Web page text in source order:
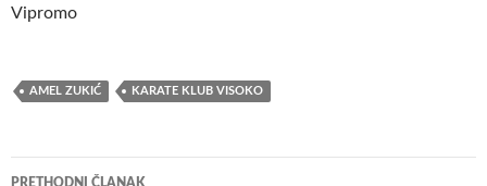
Vipromo
AMEL ZUKIĆ KARATE KLUB VISOKO
Navigacija
PRETHODNI ČLANAK